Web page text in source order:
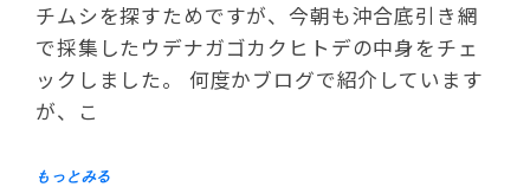
チムシを探すためですが、今朝も沖合底引き網
で採集したウデナガゴカクヒトデの中身をチェ
ックしました。 何度かブログで紹介しています
が、こ